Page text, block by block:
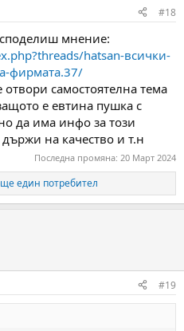
#18
споделиш мнение:
hatsan-всички-
фирмата.37/
самостоятелна тема
е евтина пушка с
да има инфо за този
на качество и т.н
Последна промяна: 20 Март 2024
един потребител
#19